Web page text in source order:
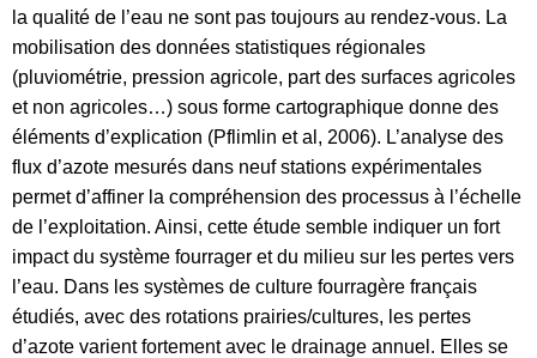
la qualité de l’eau ne sont pas toujours au rendez-vous. La
mobilisation des données statistiques régionales
(pluviométrie, pression agricole, part des surfaces agricoles
et non agricoles…) sous forme cartographique donne des
éléments d’explication (Pflimlin et al, 2006). L’analyse des
flux d’azote mesurés dans neuf stations expérimentales
permet d’affiner la compréhension des processus à l’échelle
de l’exploitation. Ainsi, cette étude semble indiquer un fort
impact du système fourrager et du milieu sur les pertes vers
l’eau. Dans les systèmes de culture fourragère français
étudiés, avec des rotations prairies/cultures, les pertes
d’azote varient fortement avec le drainage annuel. Elles se